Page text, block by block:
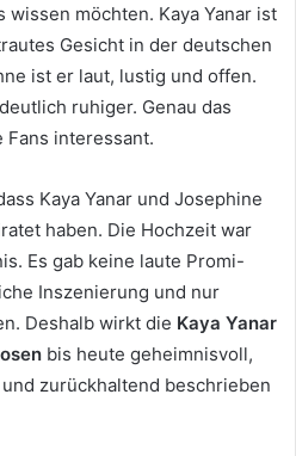
wissen möchten. Kaya Yanar ist
Gesicht in der deutschen
ist er laut, lustig und offen.
ruhiger. Genau das
Fans interessant.
Kaya Yanar und Josephine
haben. Die Hochzeit war
Es gab keine laute Promi-
Inszenierung und nur
Deshalb wirkt die Kaya Yanar
bis heute geheimnisvoll,
zurückhaltend beschrieben